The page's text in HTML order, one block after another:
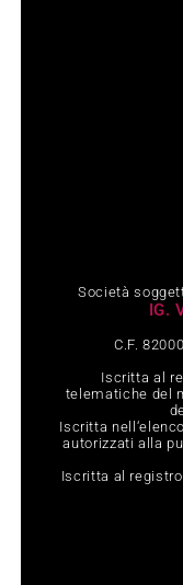
Società
IG.
C.F.
Iscritta al
telematiche del
Iscritta
autorizzati alla
Iscritta al